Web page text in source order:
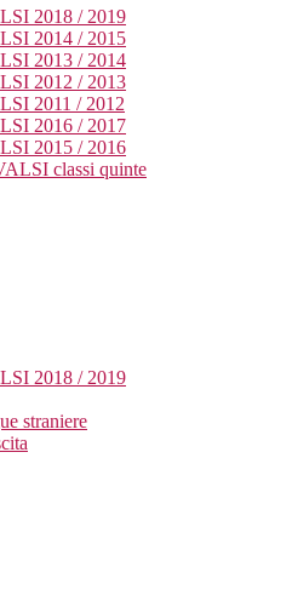
2018 / 2019
2014 / 2015
2013 / 2014
2012 / 2013
2011 / 2012
2016 / 2017
2015 / 2016
classi quinte
2018 / 2019
straniere